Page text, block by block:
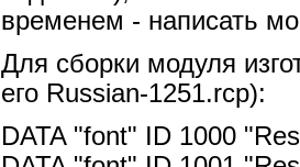
временем - написать
Для сборки модуля
его Russian-1251.rcp):
DATA "font" ID 1000